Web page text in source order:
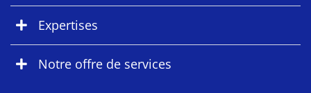
Expertises
Notre offre de services